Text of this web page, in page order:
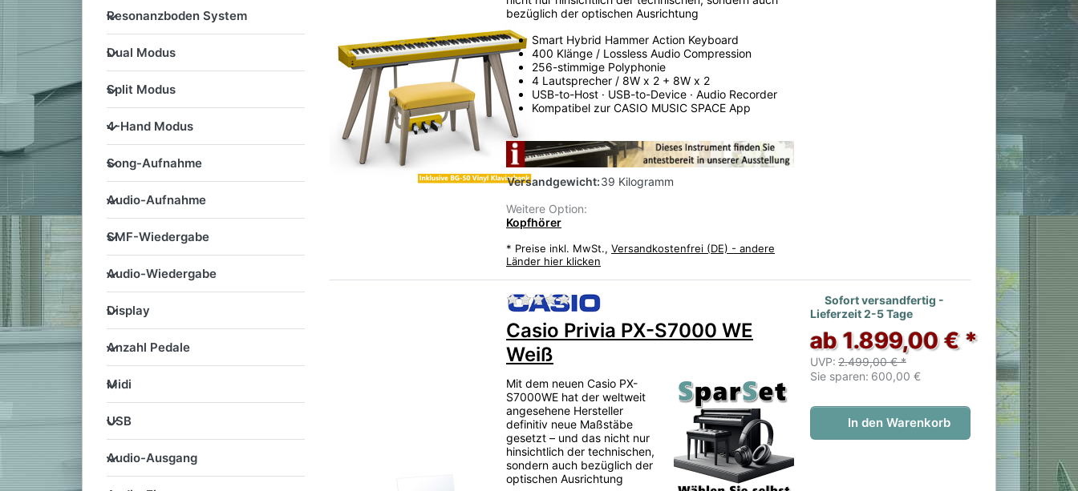
Resonanzboden System
Resonanzboden System
Dual Modus
Dual Modus
Split Modus
Split Modus
4-Hand Modus
4-Hand Modus
Song-Aufnahme
Song-Aufnahme
Audio-Aufnahme
Audio-Aufnahme
SMF-Wiedergabe
SMF-Wiedergabe
Audio-Wiedergabe
Audio-Wiedergabe
Display
Display
Anzahl Pedale
Anzahl Pedale
Midi
Midi
USB
USB
Audio-Ausgang
Audio-Ausgang
bezüglich der optischen Ausrichtung
Smart Hybrid Hammer Action Keyboard
400 Klänge / Lossless Audio Compression
256-stimmige Polyphonie
4 Lautsprecher / 8W x 2 + 8W x 2
USB-to-Host · USB-to-Device · Audio Recorder
Kompatibel zur CASIO MUSIC SPACE App
Versandgewicht:39 Kilogramm
Weitere Option:
Kopfhörer
* Preise inkl. MwSt., Versandkostenfrei (DE) - andere
Länder hier klicken
Zu diesem Produkt liegen noch keine Bewertungen vor.
Casio Privia PX-S7000 WE
Weiß
Mit dem neuen Casio PX-
S7000WE hat der weltweit
angesehene Hersteller
definitiv neue Maßstäbe
gesetzt – und das nicht nur
hinsichtlich der technischen,
sondern auch bezüglich der
optischen Ausrichtung
Sofort versandfertig -
Lieferzeit 2-5 Tage
ab 1.899,00 € *
UVP: 2.499,00 € *
Sie sparen: 600,00 €
In den Warenkorb